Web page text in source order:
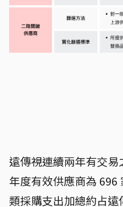
遠傳視連續兩年有交
年度有效供應商為 696
類採購支出加總約占